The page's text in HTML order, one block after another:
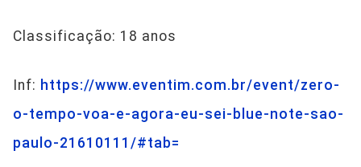
Classificação: 18 anos
Inf: https://www.eventim.com.br/event/zero-
o-tempo-voa-e-agora-eu-sei-blue-note-sao-
paulo-21610111/#tab=